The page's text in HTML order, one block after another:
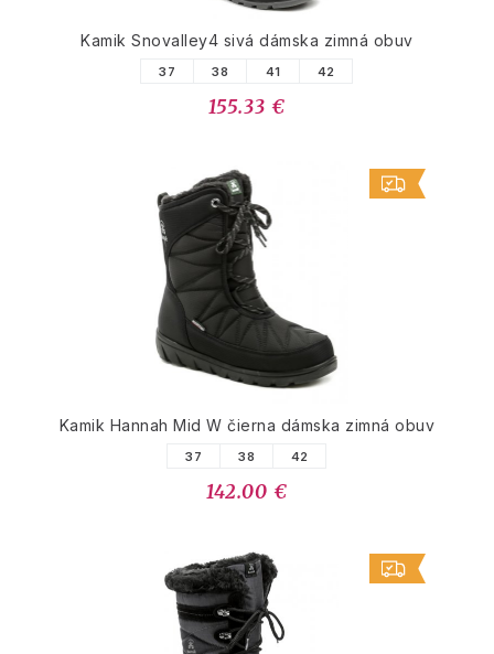
Kamik Snovalley4 sivá dámska zimná obuv
37 38 41 42
155.33 €
Kamik Hannah Mid W čierna dámska zimná obuv
37 38 42
142.00 €